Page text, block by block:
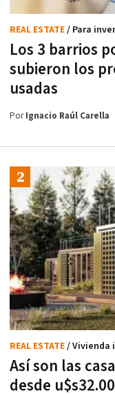
Los 3 barrios
subieron los
usadas
REAL ESTATE/ Para
PorIgnacio Raúl Carella
Así son las
desde
REAL ESTATE/ Vivienda